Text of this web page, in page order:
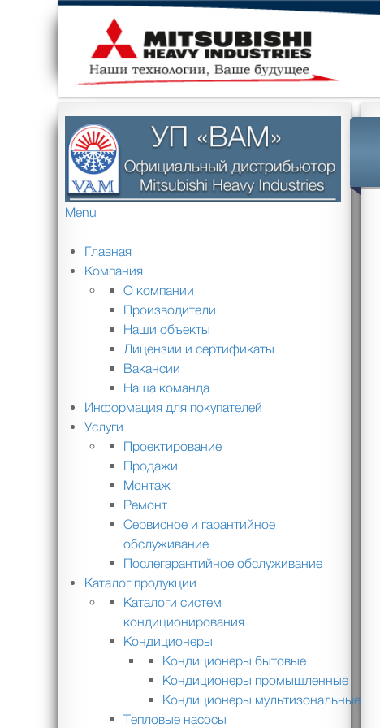
Menu
Главная
Компания
О компании
Производители
Наши объекты
Лицензии и сертификаты
Вакансии
Наша команда
Информация для покупателей
Услуги
Проектирование
Продажи
Монтаж
Ремонт
Сервисное и гарантийное
обслуживание
Послегарантийное обслуживание
Каталог продукции
Каталоги систем
кондиционирования
Кондиционеры
Кондиционеры бытовые
Кондиционеры промышленные
Кондиционеры мультизональные
Тепловые насосы